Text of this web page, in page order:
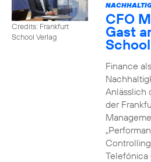
Credits: Frankfurt
School Verlag
CFO
Gast
School
Finance
Anlässlich
der
Telefónica